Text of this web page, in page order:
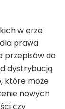
w erze
prawa
przepisów do
dystrybucją
które może
nowych
czy